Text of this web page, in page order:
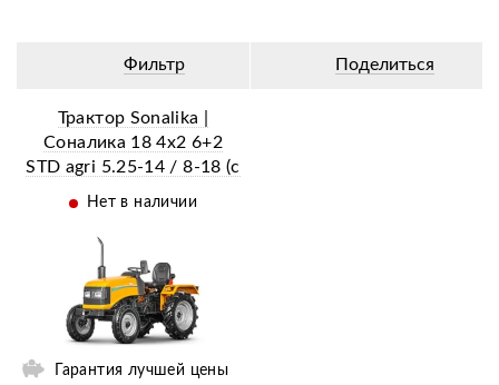
Фильтр Поделиться
Трактор Sonalika |
Соналика 18 4x2 6+2
STD agri 5.25-14 / 8-18 (c
Нет в наличии
Гарантия лучшей цены